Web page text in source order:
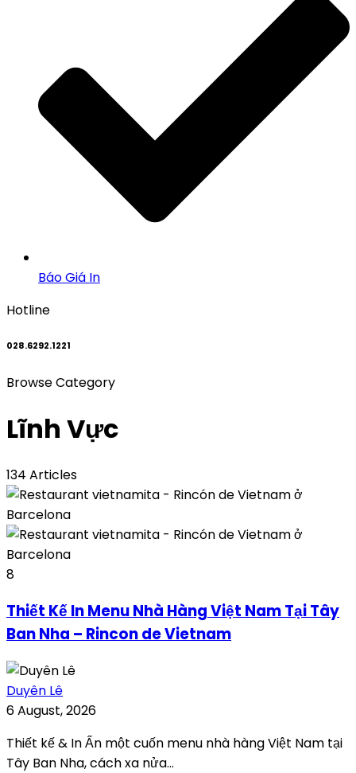
Báo Giá In
Hotline
028.6292.1221
Browse Category
Lĩnh Vực
134 Articles
8
Thiết Kế In Menu Nhà Hàng Việt Nam Tại Tây
Ban Nha – Rincon de Vietnam
Duyên Lê
6 August, 2026
Thiết kế & In Ấn một cuốn menu nhà hàng Việt Nam tại
Tây Ban Nha, cách xa nửa...